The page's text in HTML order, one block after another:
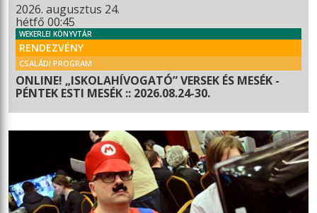
2026. augusztus 24.
hétfő 00:45
WEKERLEI KÖNYVTÁR
RENDEZVÉNY
CSALÁDI PROGRAM
ONLINE! „ISKOLAHÍVOGATÓ” VERSEK ÉS MESÉK -
PÉNTEK ESTI MESÉK :: 2026.08.24-30.